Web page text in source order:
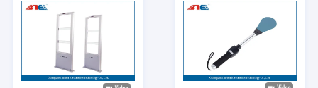
Produtos
Sobre nós
Excursão da fábrica